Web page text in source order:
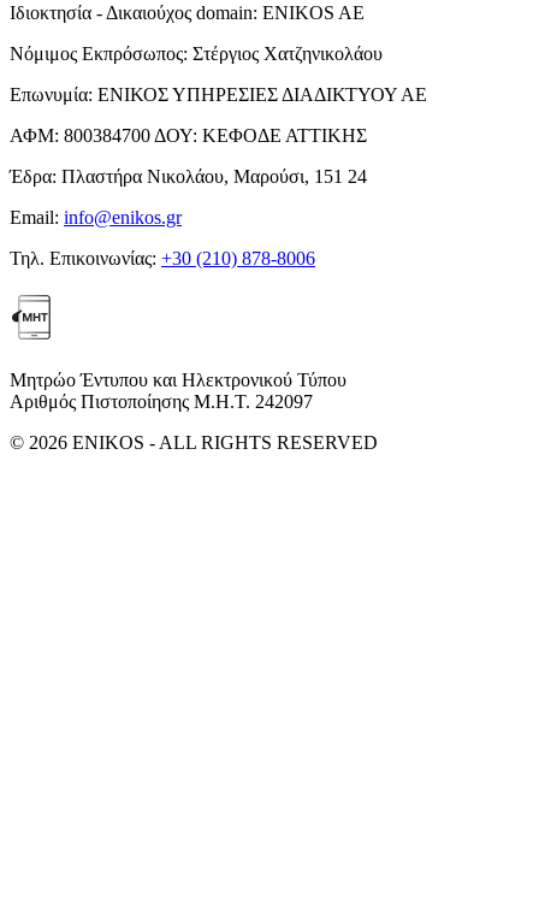
Ιδιοκτησία - Δικαιούχος domain: ENIKOS AE
Νόμιμος Εκπρόσωπος: Στέργιος Χατζηνικολάου
Επωνυμία: ΕΝΙΚΟΣ ΥΠΗΡΕΣΙΕΣ ΔΙΑΔΙΚΤΥΟΥ ΑΕ
ΑΦΜ: 800384700 ΔΟΥ: ΚΕΦΟΔΕ ΑΤΤΙΚΗΣ
Έδρα: Πλαστήρα Νικολάου, Μαρούσι, 151 24
Email: info@enikos.gr
Τηλ. Επικοινωνίας: +30 (210) 878-8006
Μητρώο Έντυπου και Ηλεκτρονικού Τύπου
Αριθμός Πιστοποίησης Μ.Η.Τ. 242097
© 2026 ENIKOS - ALL RIGHTS RESERVED